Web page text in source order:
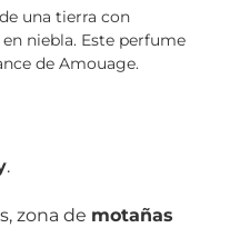
una tierra con
niebla. Este perfume
de Amouage.
.
zona de motañas